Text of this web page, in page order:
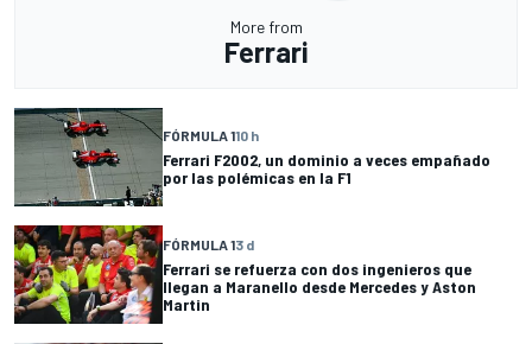
More from
Ferrari
FÓRMULA 110 h
Ferrari F2002, un dominio a veces empañado
por las polémicas en la F1
FÓRMULA 13 d
Ferrari se refuerza con dos ingenieros que
llegan a Maranello desde Mercedes y Aston
Martin